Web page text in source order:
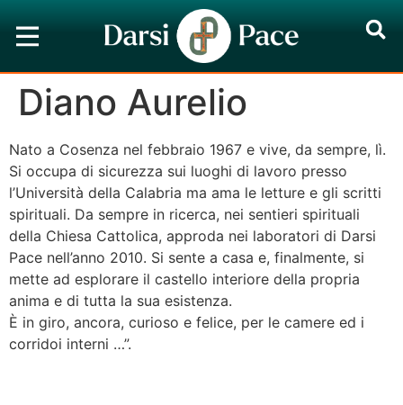
Diano Aurelio
Nato a Cosenza nel febbraio 1967 e vive, da sempre, lì.
Si occupa di sicurezza sui luoghi di lavoro presso
l’Università della Calabria ma ama le letture e gli scritti
spirituali. Da sempre in ricerca, nei sentieri spirituali
della Chiesa Cattolica, approda nei laboratori di Darsi
Pace nell’anno 2010. Si sente a casa e, finalmente, si
mette ad esplorare il castello interiore della propria
anima e di tutta la sua esistenza.
È in giro, ancora, curioso e felice, per le camere ed i
corridoi interni …”.